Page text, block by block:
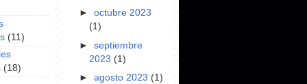
(11)
(18)
►octubre 2023
(1)
►septiembre
2023 (1)
►agosto 2023 (1)